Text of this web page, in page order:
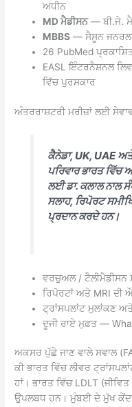
ਅਧੀਨ
MD ਮੈਡੀਸਨ— ਬੀ.ਜੇ.
MBBS — ਸੈਸੂਨ ਜਨਰਲ
26 PubMed
EASL ਇੰਟਰਨੈਸ਼ਨਲ
ਵਿੱਚ ਪੁਰਸਕਾਰ
ਅੰਤਰਰਾਸ਼ਟਰੀ ਮਰੀਜ਼ਾਂ ਲਈ
ਕੈਨੇਡਾ, UK, UAE
ਪਰਿਵਾਰ ਭਾਰਤ
ਲਈ ਡਾ. ਕਲਾਲ ਨਾਲ
ਸਲਾਹ, ਰਿਪੋਰਟ
ਪ੍ਰਦਾਨ ਕਰਦੇ ਹਨ।
ਵਰਚੁਅਲ / ਟੈਲੀਮੈਡੀਸਨ
ਰਿਪੋਰਟਾਂ ਅਤੇ MRI ਦੀ
ਟ੍ਰਾਂਸਪਲਾਂਟ ਮੁਲਾਂਕਣ
ਦੂਜੀ ਰਾਏ ਮੁਫ਼ਤ —
ਅਕਸਰ ਪੁੱਛੇ ਜਾਣ ਵਾਲੇ ਸਵਾਲ
ਕੀ ਭਾਰਤ ਵਿੱਚ ਲੀਵਰ
ਹਾਂ। ਭਾਰਤ ਵਿੱਚ LDLT
ਉਪਲਬਧ ਹਨ। ਮੁੰਬਈ ਦੇ ਮੁੱਖ